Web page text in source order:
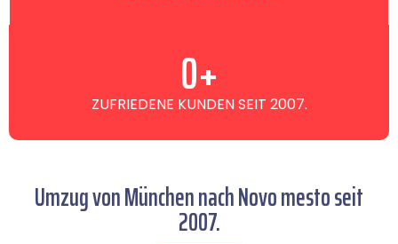
ZUFRIEDENE KUNDEN SEIT 2007.
0+
Umzug von München nach Novo mesto seit
2007.